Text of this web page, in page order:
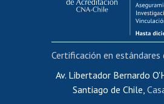
Funcionarias/
Cursos internos de
Bienestar del
Portal de movilidad
Certificado de
Certificado de renta
Av. Libertador Bernardo
Santiago de Chile,
Certificación en estándares